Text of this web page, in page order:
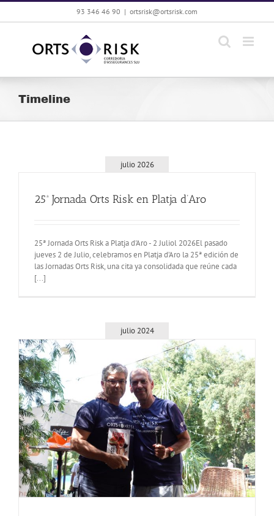
Saltar
93 346 46 90 | ortsrisk@ortsrisk.com
Timeline
julio 2026
25ª Jornada Orts Risk en Platja d’Aro
25ª Jornada Orts Risk a Platja d'Aro - 2 Juliol 2026El pasado
jueves 2 de Julio, celebramos en Platja d’Aro la 25ª edición de
las Jornadas Orts Risk, una cita ya consolidada que reúne cada
[...]
julio 2024